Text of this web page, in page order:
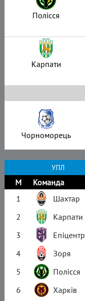
Полісся
Карпати
Чорноморець
УПЛ
М Команда
1
Шахтар
2
Карпати
3
Епіцентр
4
Зоря
5
Полісся
6
Харків